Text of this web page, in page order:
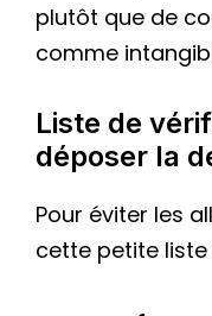
plutôt que de
comme
Liste de
déposer la
Pour éviter les
cette petite liste